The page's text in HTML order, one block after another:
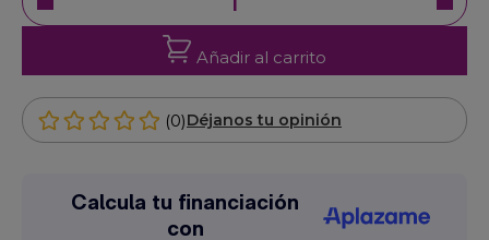
Añadir al carrito
(0)Déjanos tu opinión